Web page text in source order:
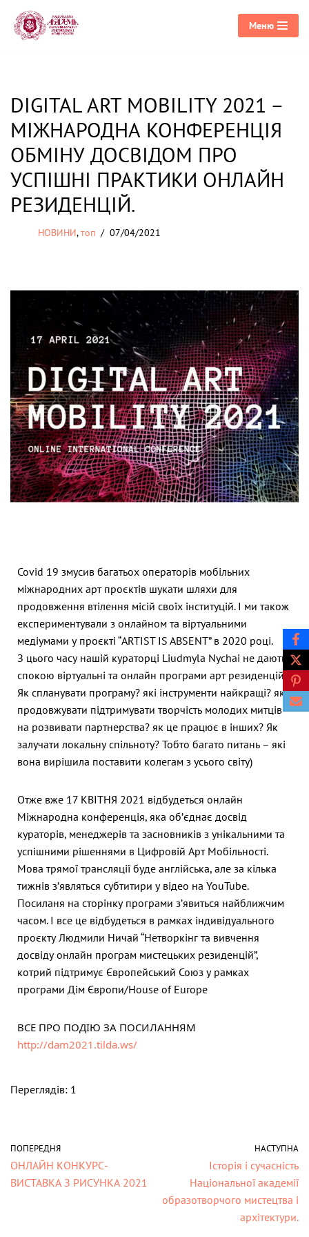
Перейти
Меню
DIGITAL ART MOBILITY 2021 –
МІЖНАРОДНА КОНФЕРЕНЦІЯ
ОБМІНУ ДОСВІДОМ ПРО
УСПІШНІ ПРАКТИКИ ОНЛАЙН
РЕЗИДЕНЦІЙ.
НОВИНИ,топ 07/04/2021
Covid 19 змусив багатьох операторів мобільних
міжнародних арт проєктів шукати шляхи для
продовження втілення місій своїх інституцій. І ми також
експериментували з онлайном та віртуальними
медіумами у проєкті “ARTIST IS ABSENT” в 2020 році.
З цього часу нашій кураторці Liudmyla Nychai не дають
спокою віртуальні та онлайн програми арт резиденцій.
Як спланувати програму? які інструменти найкращі? як
продовжувати підтримувати творчість молодих митців
на розвивати партнерства? як це працює в інших? Як
залучати локальну спільноту? Тобто багато питань – які
вона вирішила поставити колегам з усього світу)
Отже вже 17 КВІТНЯ 2021 відбудеться онлайн
Міжнародна конференція, яка об’єднає досвід
кураторів, менеджерів та засновників з унікальними та
успішними рішеннями в Цифровій Арт Мобільності.
Мова трямої трансляції буде англійська, але за кілька
тижнів з’являться субтитири у відео на YouTube.
Посиланя на сторінку програми з’явиться найближчим
часом. І все це відбудеться в рамках індивідуального
проєкту Людмили Ничай “Нетворкінг та вивчення
досвіду онлайн програм мистецьких резиденцій”,
котрий підтримує Європейський Союз у рамках
програми Дім Європи/House of Europe
ВСЕ ПРО ПОДІЮ ЗА ПОСИЛАННЯМ
http://dam2021.tilda.ws/
Переглядів: 1
ПОПЕРЕДНЯ
ОНЛАЙН КОНКУРС-
ВИСТАВКА З РИСУНКА 2021
НАСТУПНА
Історія і сучасність
Національної академії
образотворчого мистецтва і
архітектури.